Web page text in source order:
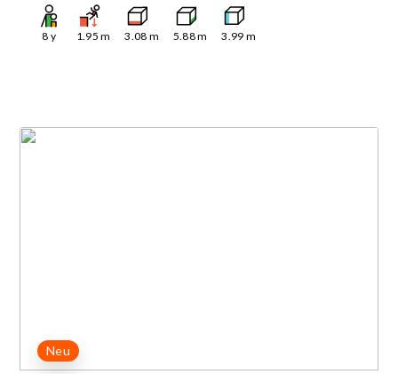
8 y 1.95 m 3.08 m 5.88m 3.99 m
Neu